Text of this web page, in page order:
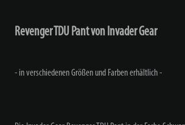
Revenger TDU Pant von Invader Gear
- in verschiedenen Größen und Farben erhältlich -